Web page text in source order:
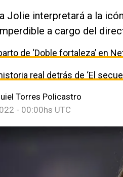
Jolie interpretará a la
a cargo del
de ‘Doble fortaleza’ en
real detrás de ‘El
Torres Policastro
- 00:00hs UTC